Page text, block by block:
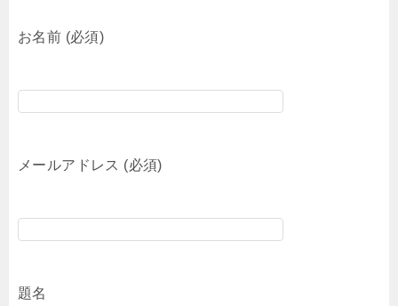
お名前 (必須)
メールアドレス (必須)
題名